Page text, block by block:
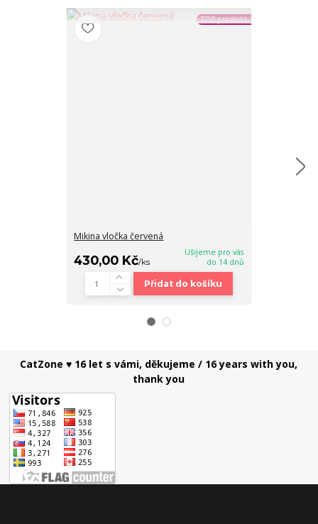
TOP produkt
Mikina vločka červená
430,00 Kč/ks
Ušijeme pro vás
do 14 dnů
Přidat do košíku
CatZone ♥ 16 let s vámi, děkujeme / 16 years with you,
thank you